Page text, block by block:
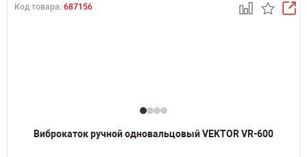
Код товара: 687156
Виброкаток ручной одновальцовый VEKTOR VR-600